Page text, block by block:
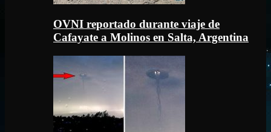
OVNI reportado durante viaje de
Cafayate a Molinos en Salta, Argentina